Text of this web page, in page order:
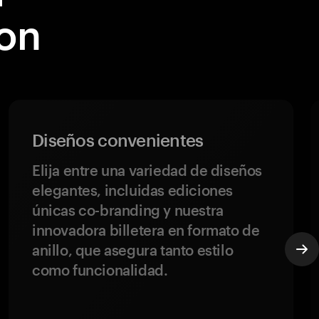
Diseños convenientes
Elija entre una variedad de diseños
elegantes, incluidas ediciones
únicas co-branding y nuestra
innovadora billetera en formato de
anillo, que asegura tanto estilo
como funcionalidad.